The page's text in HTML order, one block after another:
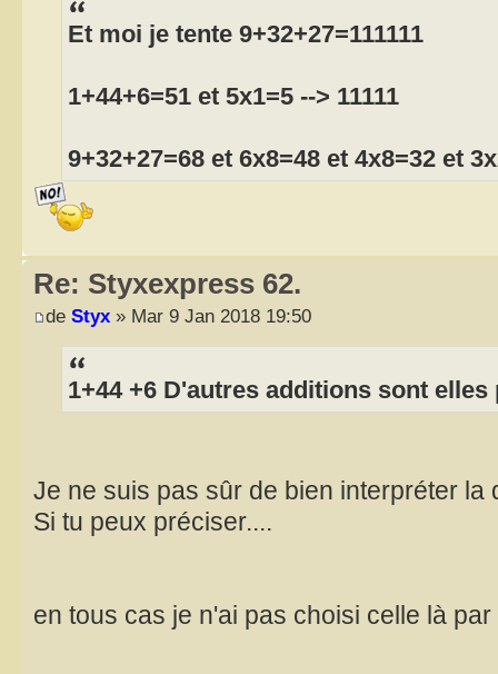
Et moi je tente 9+32+27=111111
1+44+6=51 et 5x1=5 --> 11111
9+32+27=68 et 6x8=48 et 4x8=32 et
Re: Styxexpress 62.
de Styx » Mar 9 Jan 2018 19:50
1+44 +6 D'autres additions sont elles
Je ne suis pas sûr de bien interpréter la
Si tu peux préciser....
en tous cas je n'ai pas choisi celle là